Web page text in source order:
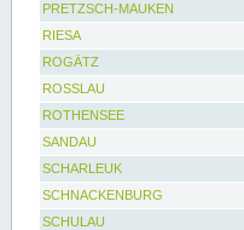
PRETZSCH-MAUKEN
RIESA
ROGÄTZ
ROSSLAU
ROTHENSEE
SANDAU
SCHARLEUK
SCHNACKENBURG
SCHULAU